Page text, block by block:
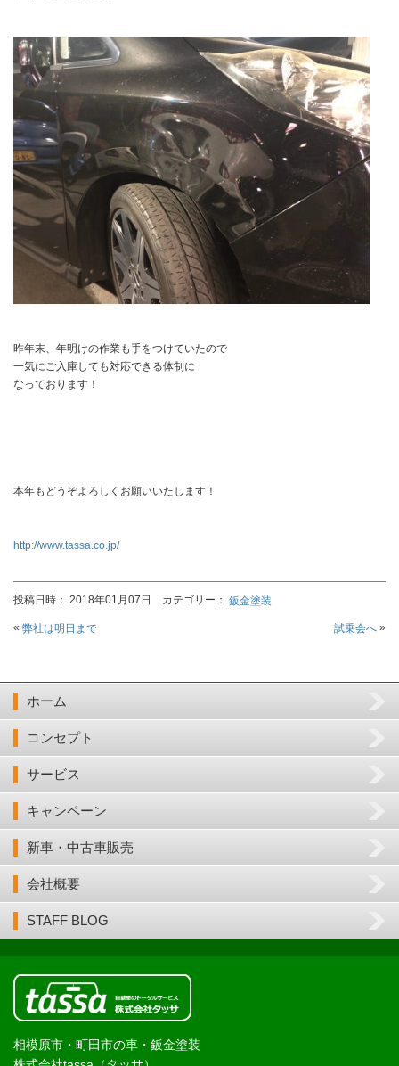
昨年末、年明けの作業も手をつけていたので
一気にご入庫しても対応できる体制に
なっております！
本年もどうぞよろしくお願いいたします！
http://www.tassa.co.jp/
投稿日時： 2018年01月07日 カテゴリー： 鈑金塗装
« 弊社は明日まで 試乗会へ »
ホーム
コンセプト
サービス
キャンペーン
新車・中古車販売
会社概要
STAFF BLOG
相模原市・町田市の車・鈑金塗装